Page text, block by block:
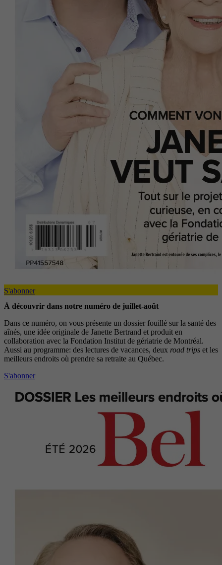
S'abonner
À découvrir dans notre numéro de juillet-août
Dans ce numéro, on vous présente un dossier fouillé sur la santé des
aînés, une idée originale de Janette Bertrand et produit en
collaboration avec la Fondation Institut de gériatrie de Montréal.
Aussi au programme: des lectures de vacances, deux road trips et les
meilleurs endroits où prendre sa retraite au Québec.
S'abonner